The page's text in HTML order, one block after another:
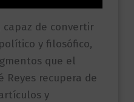
capaz de convertir
y filosófico,
que el
Reyes recupera de
y